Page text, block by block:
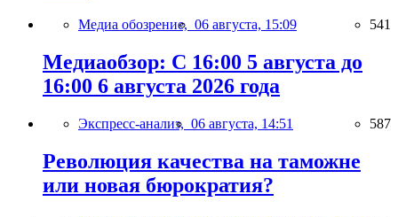
Медиа обозрение, 06 августа, 15:09 541
Медиаобзор: С 16:00 5 августа до
16:00 6 августа 2026 года
Экспресс-анализ, 06 августа, 14:51 587
Революция качества на таможне
или новая бюрократия?